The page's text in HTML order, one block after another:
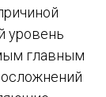
уровень
главным